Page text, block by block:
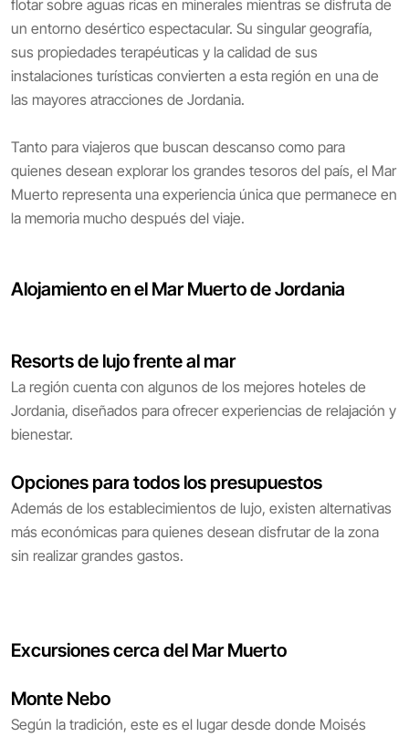
flotar sobre aguas ricas en minerales mientras se disfruta de
un entorno desértico espectacular. Su singular geografía,
sus propiedades terapéuticas y la calidad de sus
instalaciones turísticas convierten a esta región en una de
las mayores atracciones de Jordania.
Tanto para viajeros que buscan descanso como para
quienes desean explorar los grandes tesoros del país, el Mar
Muerto representa una experiencia única que permanece en
la memoria mucho después del viaje.
Alojamiento en el Mar Muerto de Jordania
Resorts de lujo frente al mar
La región cuenta con algunos de los mejores hoteles de
Jordania, diseñados para ofrecer experiencias de relajación y
bienestar.
Opciones para todos los presupuestos
Además de los establecimientos de lujo, existen alternativas
más económicas para quienes desean disfrutar de la zona
sin realizar grandes gastos.
Excursiones cerca del Mar Muerto
Monte Nebo
Según la tradición, este es el lugar desde donde Moisés